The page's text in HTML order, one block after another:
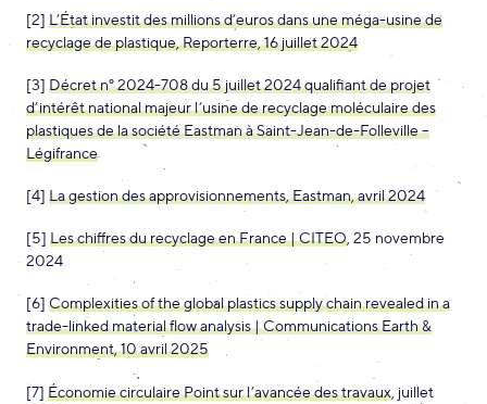
[2] L’État investit des millions d’euros dans une méga-usine de
recyclage de plastique, Reporterre, 16 juillet 2024
[3] Décret n° 2024-708 du 5 juillet 2024 qualifiant de projet
d’intérêt national majeur l’usine de recyclage moléculaire des
plastiques de la société Eastman à Saint-Jean-de-Folleville –
Légifrance
[4] La gestion des approvisionnements, Eastman, avril 2024
[5] Les chiffres du recyclage en France | CITEO , 25 novembre
2024
[6] Complexities of the global plastics supply chain revealed in a
trade-linked material flow analysis | Communications Earth &
Environment, 10 avril 2025
[7] Économie circulaire Point sur l’avancée des travaux , juillet